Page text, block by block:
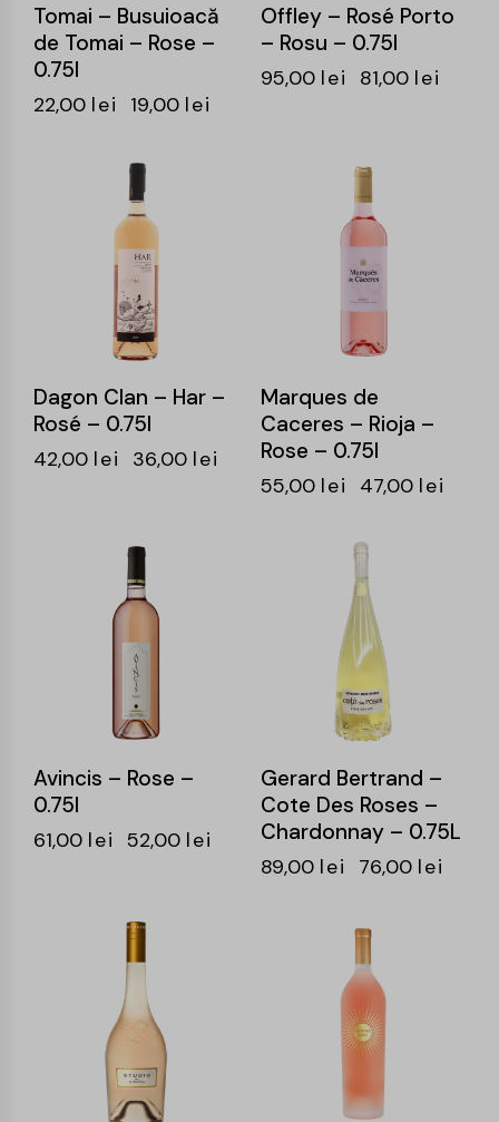
Tomai – Busuioacă
de Tomai – Rose –
0.75l
22,00 lei 19,00 lei
Offley – Rosé Porto
– Rosu – 0.75l
95,00 lei 81,00 lei
Dagon Clan – Har –
Rosé – 0.75l
42,00 lei 36,00 lei
Marques de
Caceres – Rioja –
Rose – 0.75l
55,00 lei 47,00 lei
Avincis – Rose –
0.75l
61,00 lei 52,00 lei
Gerard Bertrand –
Cote Des Roses –
Chardonnay – 0.75L
89,00 lei 76,00 lei